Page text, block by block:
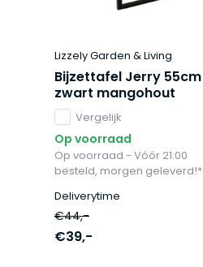
Lizzely Garden & Living
Bijzettafel Jerry 55cm
zwart mangohout
Vergelijk
Op voorraad
Op voorraad - Vóór 21:00
besteld, morgen geleverd!*
Deliverytime
€44,-
€39,-